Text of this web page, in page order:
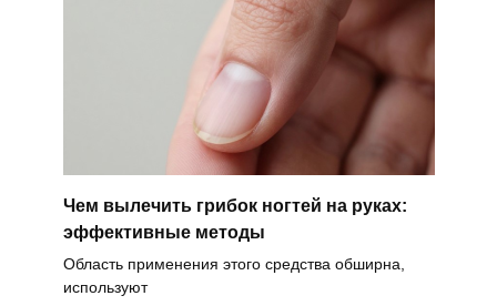
Чем вылечить грибок ногтей на руках:
эффективные методы
Область применения этого средства обширна,
используют